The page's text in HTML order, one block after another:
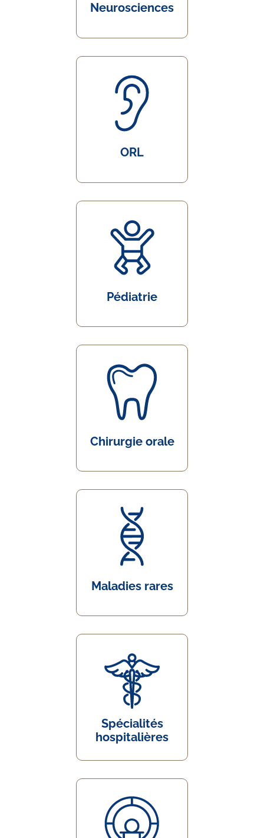
Neurosciences
ORL
Pédiatrie
Chirurgie orale
Maladies rares
Spécialités
hospitalières